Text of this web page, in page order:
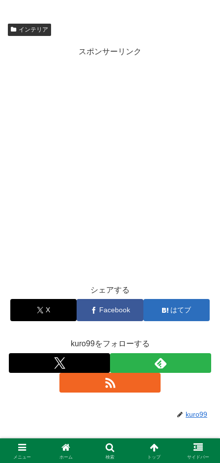
インテリア
スポンサーリンク
シェアする
X Facebook はてブ
kuro99をフォローする
kuro99
関連記事
メニュー ホーム 検索 トップ サイドバー